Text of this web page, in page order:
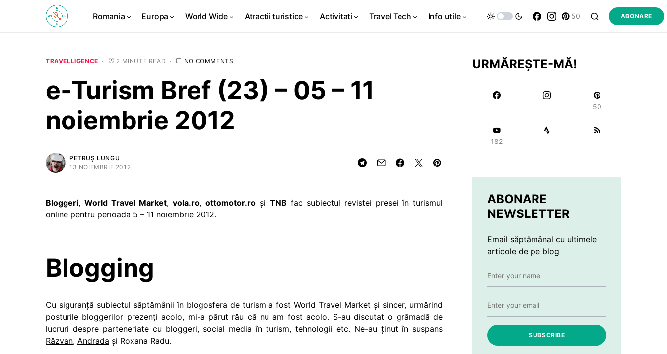
Romania Europa World Wide Atractii turistice Activitati Travel Tech Info utile 50 ABONARE
TRAVELLIGENCE 2 MINUTE READ NO COMMENTS
e-Turism Bref (23) – 05 – 11
noiembrie 2012
PETRUȘ LUNGU
13 NOIEMBRIE 2012
Bloggeri,World Travel Market,vola.ro,ottomotor.ro și TNB fac subiectul revistei presei în turismul
online pentru perioada 5 – 11 noiembrie 2012.
Blogging
Cu siguranță subiectul săptămânii în blogosfera de turism a fost World Travel Market și sincer, urmărind
posturile bloggerilor prezenți acolo, mi-a părut rău că nu am fost acolo. S-au discutat o grămadă de
lucruri despre parteneriate cu bloggeri, social media în turism, tehnologii etc. Ne-au ținut în suspans
Răzvan, Andrada și Roxana Radu.
URMĂREȘTE-MĂ!
50
182
ABONARE
NEWSLETTER
Email săptămânal cu ultimele
articole de pe blog
SUBSCRIBE